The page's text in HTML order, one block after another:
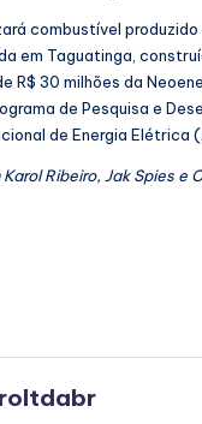
combustível produzido
em Taguatinga,
R$ 30 milhões da
de Pesquisa e
de Energia Elétrica
Ribeiro, Jak Spies e